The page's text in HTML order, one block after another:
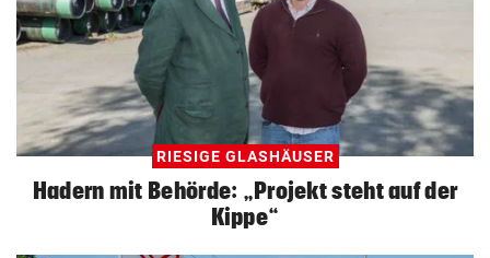
RIESIGE GLASHÄUSER
Hadern mit Behörde: „Projekt steht auf der
Kippe“